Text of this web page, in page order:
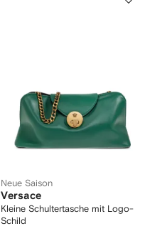
Neue Saison
Versace
Kleine Schultertasche mit Logo-
Schild